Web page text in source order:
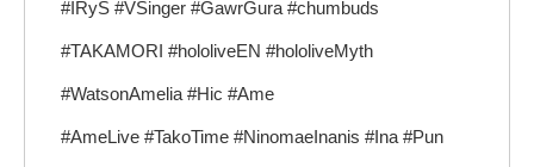
#IRyS #VSinger #GawrGura #chumbuds
#TAKAMORI #hololiveEN #hololiveMyth
#WatsonAmelia #Hic #Ame
#AmeLive #TakoTime #NinomaeInanis #Ina #Pun